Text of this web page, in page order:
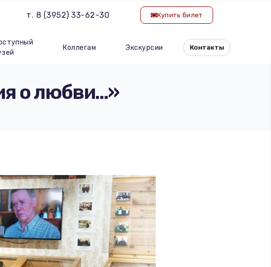
т. 8 (3952) 33-62-30 Купить билет
Коллегам Экскурсии Контакты
о любви…»